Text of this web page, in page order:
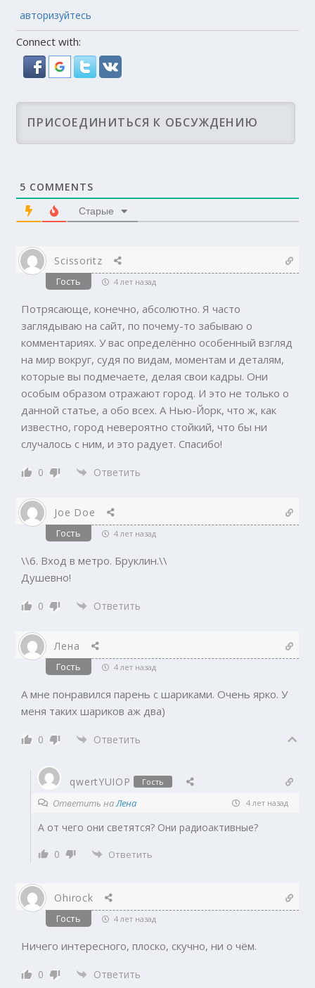
авторизуйтесь
Connect with:
5 COMMENTS
Старые
Scissoritz
Гость 4 лет назад
Потрясающе, конечно, абсолютно. Я часто
заглядываю на сайт, по почему-то забываю о
комментариях. У вас определённо особенный взгляд
на мир вокруг, судя по видам, моментам и деталям,
которые вы подмечаете, делая свои кадры. Они
особым образом отражают город. И это не только о
данной статье, а обо всех. А Нью-Йорк, что ж, как
известно, город невероятно стойкий, что бы ни
случалось с ним, и это радует. Спасибо!
0 Ответить
Joe Doe
Гость 4 лет назад
\\6. Вход в метро. Бруклин.\\
Душевно!
0 Ответить
Лена
Гость 4 лет назад
А мне понравился парень с шариками. Очень ярко. У
меня таких шариков аж два)
0 Ответить
qwertYUIOP Гость
Ответить наЛена 4 лет назад
А от чего они светятся? Они радиоактивные?
0
Ответить
Ohirock
Гость 4 лет назад
Ничего интересного, плоско, скучно, ни о чём.
0 Ответить